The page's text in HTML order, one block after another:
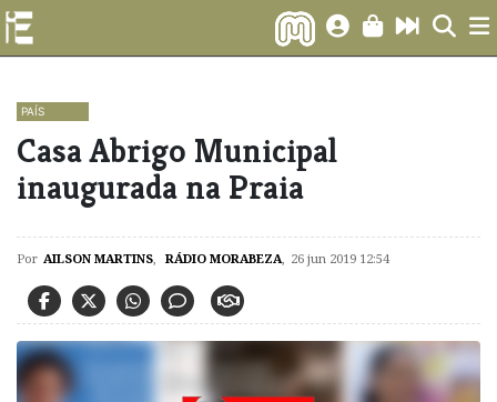
PAÍS
Casa Abrigo Municipal
inaugurada na Praia
Por AILSON MARTINS, RÁDIO MORABEZA, 26 jun 2019 12:54